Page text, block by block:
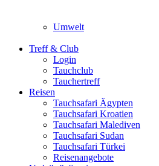
Umwelt
Treff & Club
Login
Tauchclub
Tauchertreff
Reisen
Tauchsafari Ägypten
Tauchsafari Kroatien
Tauchsafari Malediven
Tauchsafari Sudan
Tauchsafari Türkei
Reisenangebote